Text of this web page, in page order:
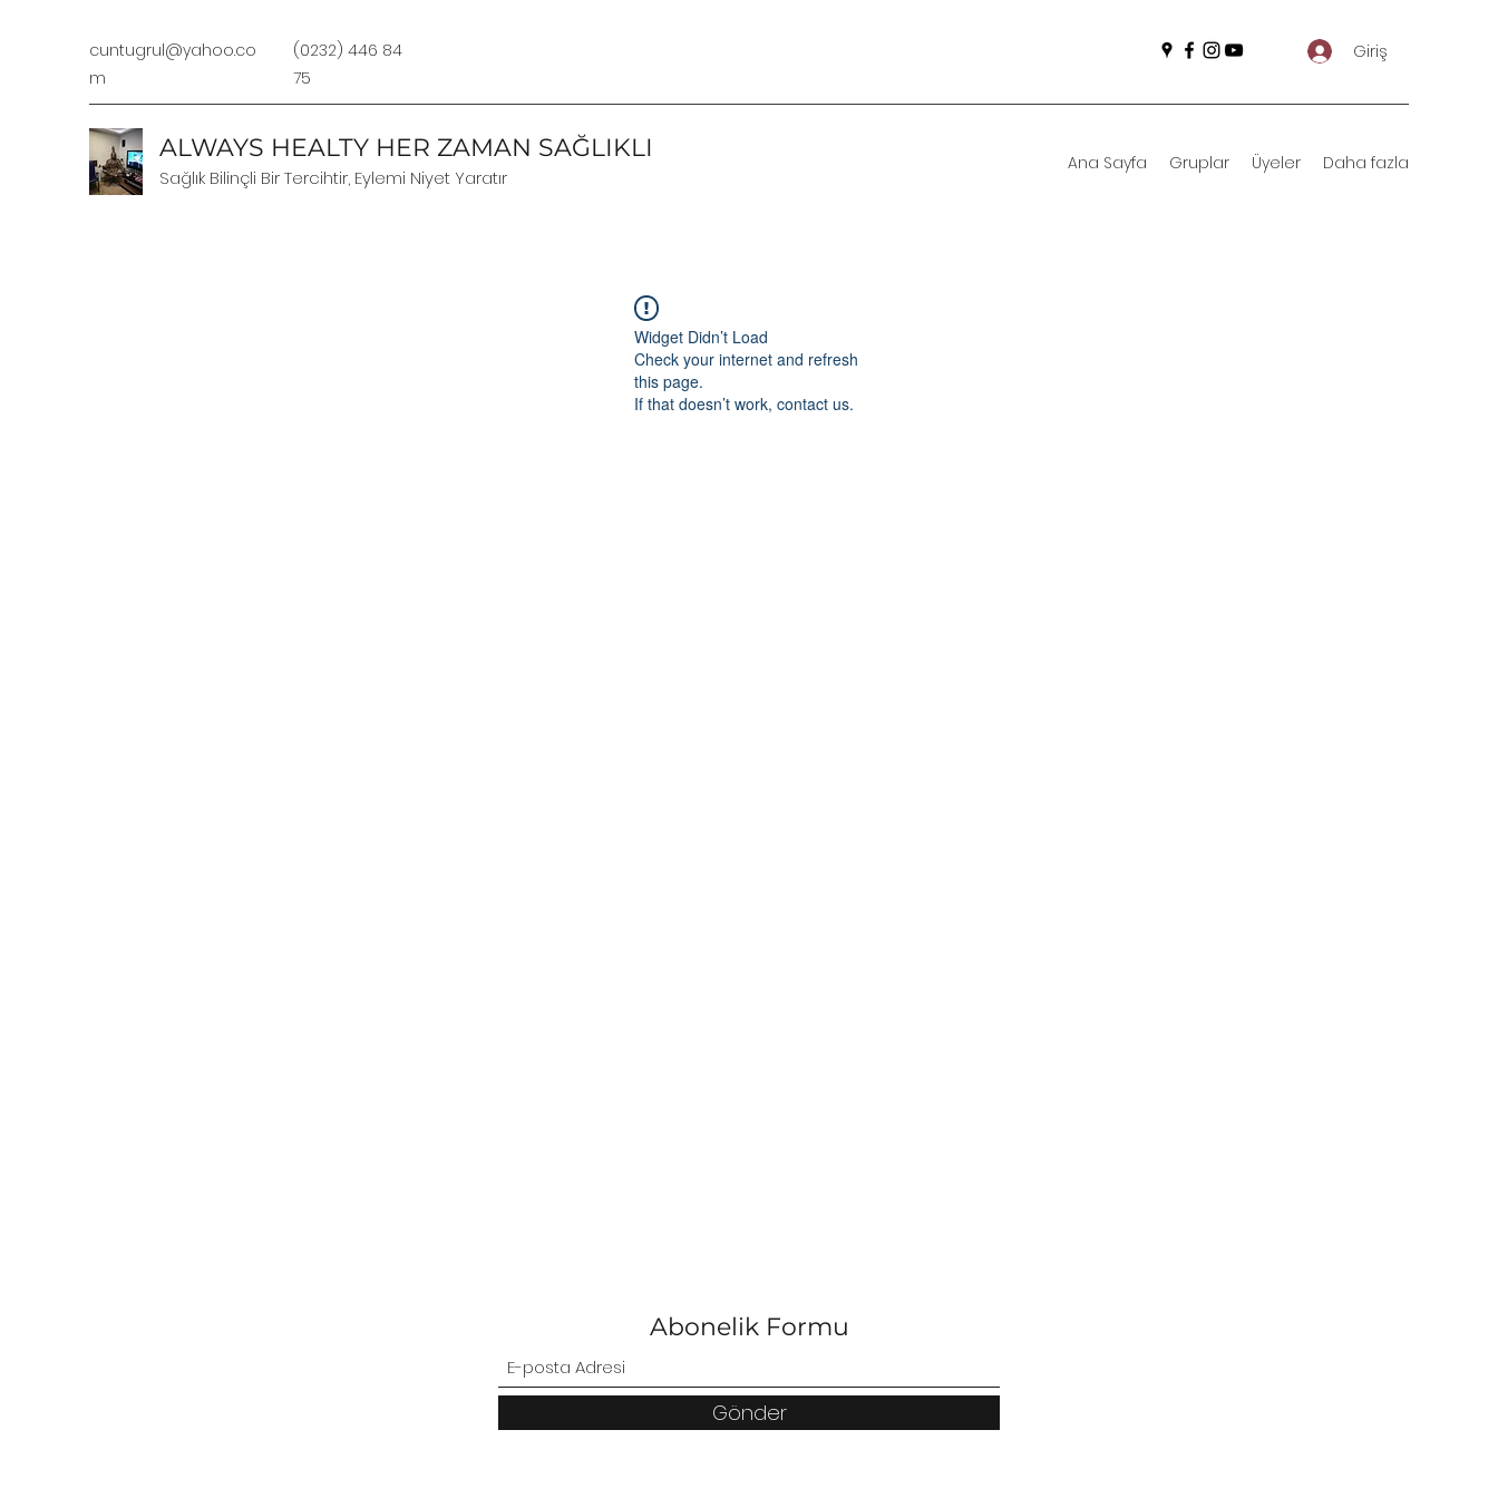
cuntugrul@yahoo.co
m
(0232) 446 84
75
Giriş
ALWAYS HEALTY HER ZAMAN SAĞLIKLI
Sağlık Bilinçli Bir Tercihtir, Eylemi Niyet Yaratır
Ana Sayfa Gruplar Üyeler Daha fazla
Widget Didn’t Load
Check your internet and refresh
this page.
If that doesn’t work, contact us.
Abonelik Formu
Gönder